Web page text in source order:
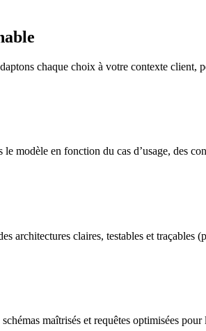
chaque choix à votre contexte client,
en fonction du cas d’usage, des
claires, testables et traçables
maîtrisés et requêtes optimisées pour